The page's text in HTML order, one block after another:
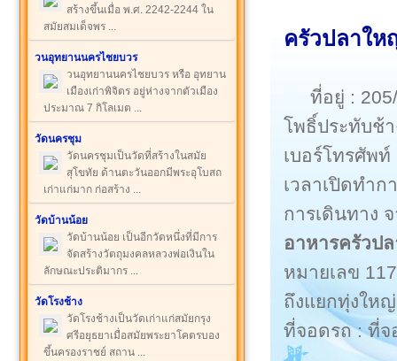
สร้างขึ้นเมื่อ พ.ศ. 2242-2244 ใน
สมัยสมเด็จพร ...
วนอุทยานนครไชยบวร
วนอุทยานนครไชยบวร หรือ อุทยาน
เมืองเก่าพิจิตร อยู่ห่างจากตัวเมือง
ประมาณ 7 กิโลเมต ...
วัดนครชุม
วัดนครชุมเป็นวัดที่สร้างในสมัย
สุโขทัย ด้านตะวันออกมีพระอุโบสถ
เก่าแก่มาก ก่อสร้าง ...
วัดบ้านน้อย
วัดบ้านน้อย เป็นอีกวัดหนึ่งที่มีการ
จัดสร้างวัตถุมงคลหลวงพ่อเงินใน
ลักษณะประติมากร ...
วัดโรงช้าง
วัดโรงช้างเป็นวัดเก่าแก่สมัยกรุง
ศรีอยุธยาเมื่อสมัยพระยาโคตรบอง
ขึ้นครองราชย์ สถาน ...
ครัวปลาให
ที่อยู่ :
โพธิ์ประทับช้
เบอร์โทรศัพท์
เวลาเปิดทำ
การเดินทาง
อาหารครัวป
หมายเลข
ถึงแยกทุ่งใหญ่
ที่จอดรถ : ที่